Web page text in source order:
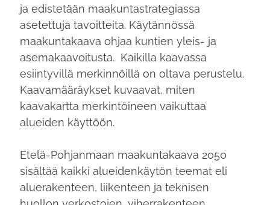
ja edistetään maakuntastrategiassa
asetettuja tavoitteita. Käytännössä
maakuntakaava ohjaa kuntien yleis- ja
asemakaavoitusta. Kaikilla kaavassa
esiintyvillä merkinnöillä on oltava perustelu.
Kaavamääräykset kuvaavat, miten
kaavakartta merkintöineen vaikuttaa
alueiden käyttöön.
Etelä-Pohjanmaan maakuntakaava 2050
sisältää kaikki alueidenkäytön teemat eli
aluerakenteen, liikenteen ja teknisen